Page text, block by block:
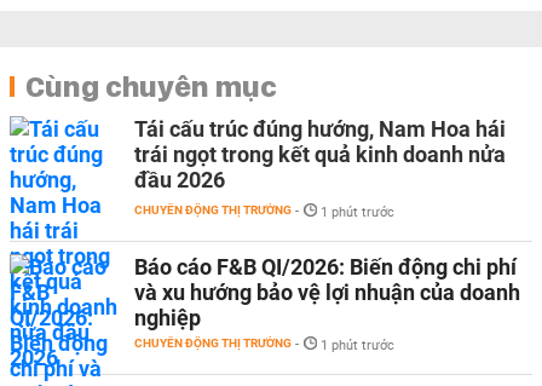
Cùng chuyên mục
Tái cấu trúc đúng hướng, Nam Hoa hái
trái ngọt trong kết quả kinh doanh nửa
đầu 2026
CHUYỂN ĐỘNG THỊ TRƯỜNG - 1 phút trước
Báo cáo F&B QI/2026: Biến động chi phí
và xu hướng bảo vệ lợi nhuận của doanh
nghiệp
CHUYỂN ĐỘNG THỊ TRƯỜNG - 1 phút trước